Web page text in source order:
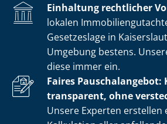
Einhaltung rechtlicher
lokalen
Gesetzeslage in
Umgebung bestens.
diese immer ein.
Faires Pauschalangebot:
transparent, ohne
Unsere Experten erstellen